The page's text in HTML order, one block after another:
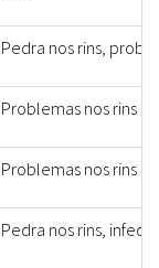
Pedra nos rins,
Problemas nos rins
Problemas nos rins
Pedra nos rins,